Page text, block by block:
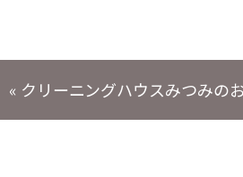
投
稿
« クリーニングハウスみつみの